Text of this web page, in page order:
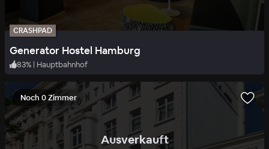
CRASHPAD
Generator Hostel Hamburg
83% | Hauptbahnhof
Ausverkauft.
Noch 0 Zimmer